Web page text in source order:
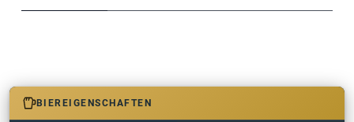
BIEREIGENSCHAFTEN